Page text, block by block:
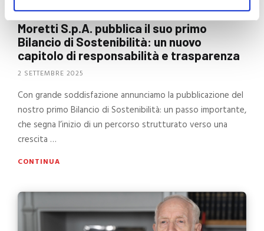
Moretti S.p.A. pubblica il suo primo
Bilancio di Sostenibilità: un nuovo
capitolo di responsabilità e trasparenza
2 SETTEMBRE 2025
Con grande soddisfazione annunciamo la pubblicazione del
nostro primo Bilancio di Sostenibilità: un passo importante,
che segna l’inizio di un percorso strutturato verso una
crescita …
CONTINUA